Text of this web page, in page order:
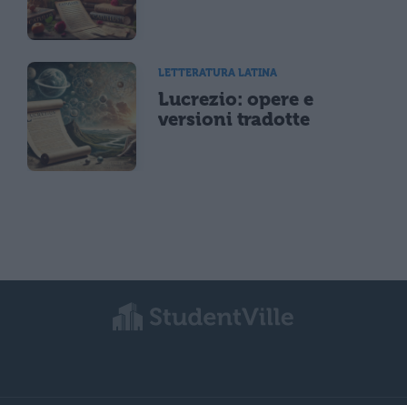
LETTERATURA LATINA
Lucrezio: opere e
versioni tradotte